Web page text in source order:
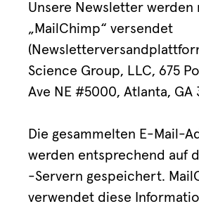
Unsere Newsletter werden
„MailChimp“ versendet
Science Group, LLC, 675
Ave NE #5000, Atlanta, GA
Die gesammelten E-Mail-
werden entsprechend auf
-Servern gespeichert.
verwendet diese